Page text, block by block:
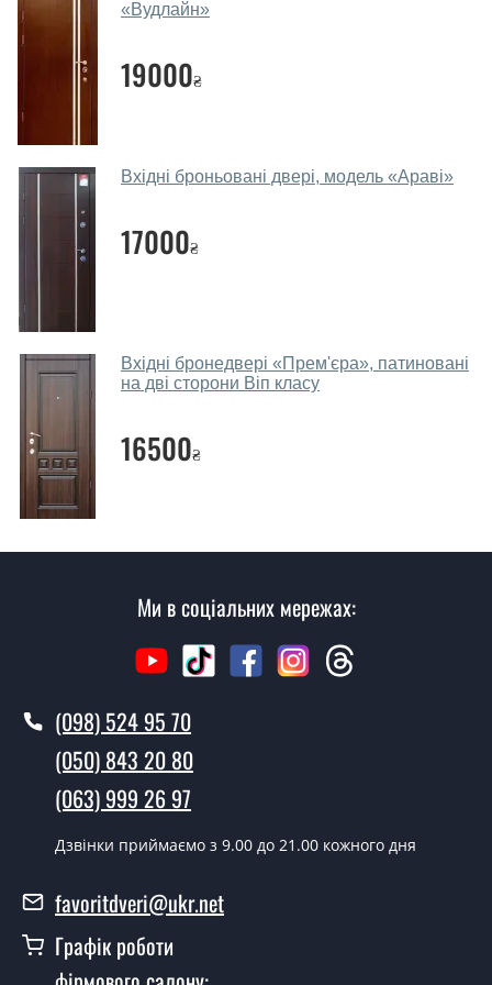
параметрів, бюджету та інших факторів. Підбір
кожного відвідувача.
Так, робимо. Наші фахівці можуть зробити замір та
консультацію на виїзді. Кожен співробітник має із
собою каталоги кольорів та візерунків. Після виміру та
консультації Ви можете оформити заявку, не
Виклик замірника-консультанта коштує 450 грн.
Ви робите установку вхідних дверей?
Так робимо. Монтаж вхідних дверей проводиться
згідно з чергою, у всі дні крім неділі.
Скільки коштує установка дверей
Як швидко можете встановити двері
Паралель?
У той самий день протягом кількох годин, за умови
наявності їх на складі, чи наступного дня.
Чи можна на сьогодні викликати
замірника?
Так можна.
У вас є в наявності готові двері
вхідні?
Так, ми маємо великий асортимент готових вхідних
«Вудлайн»
19000₴
Вхідні броньовані двері, модель «Араві»
17000₴
Вхідні бронедвері «Прем'єра», патиновані
на дві сторони Віп класу
16500₴
Ми в соціальних мережах:
(098) 524 95 70
(050) 843 20 80
(063) 999 26 97
Дзвінки приймаємо з 9.00 до 21.00 кожного дня
favoritdveri@ukr.net
Графік роботи